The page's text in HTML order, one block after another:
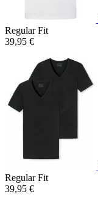
Regular Fit
39,95 €
Regular Fit
39,95 €